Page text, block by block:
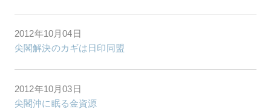
2012年10月04日
尖閣解決のカギは日印同盟
2012年10月03日
尖閣沖に眠る金資源